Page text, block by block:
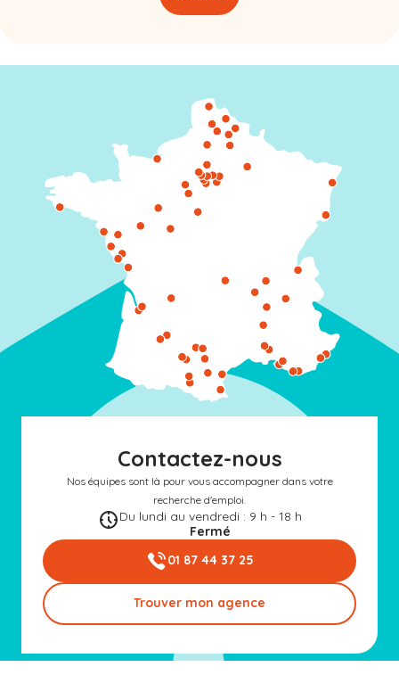
Contactez-nous
Nos équipes sont là pour vous accompagner dans votre
recherche d'emploi.
Du lundi au vendredi : 9 h - 18 h
Fermé
01 87 44 37 25
Trouver mon agence